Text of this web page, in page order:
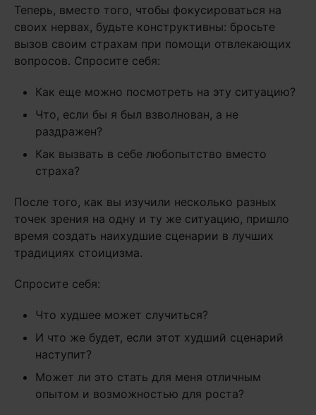
Теперь, вместо того, чтобы фокусироваться на
своих нервах, будьте конструктивны: бросьте
вызов своим страхам при помощи отвлекающих
вопросов. Спросите себя:
Как еще можно посмотреть на эту ситуацию?
Что, если бы я был взволнован, а не
раздражен?
Как вызвать в себе любопытство вместо
страха?
После того, как вы изучили несколько разных
точек зрения на одну и ту же ситуацию, пришло
время создать наихудшие сценарии в лучших
традициях стоицизма.
Спросите себя:
Что худшее может случиться?
И что же будет, если этот худший сценарий
наступит?
Может ли это стать для меня отличным
опытом и возможностью для роста?